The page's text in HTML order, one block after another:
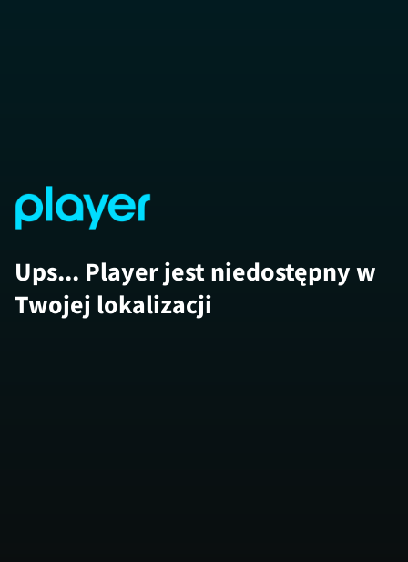
Ups... Player jest niedostępny w
Twojej lokalizacji